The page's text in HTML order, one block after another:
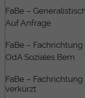
FaBe –
Auf Anfrage
FaBe –
OdA Soziales Bern
FaBe –
verkürzt